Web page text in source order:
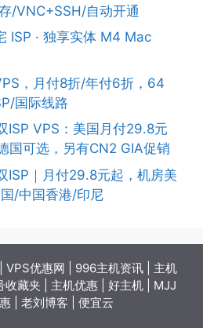
/VNC+SSH/自动开通
ISP · 独享实体 M4 Mac
，月付8折/年付6折，64
国际线路
ISP VPS：美国月付29.8元
国可选，另有CN2 GIA促销
ISP｜月付29.8元起，机房美
/中国香港/印尼
VPS优惠网 996主机资讯| 主机
收藏夹 主机优惠| 好主机| MJJ
| 老刘博客 便宜云